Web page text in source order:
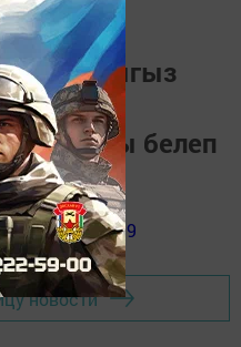
язылыгыз
белеп
%D0%9F9499
новости